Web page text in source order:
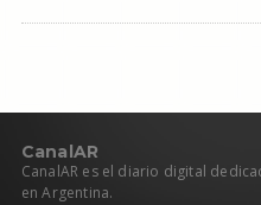
CanalAR
CanalAR es el diario digital
en Argentina.